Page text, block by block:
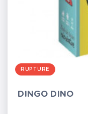
RUPTURE
DINGO DINO